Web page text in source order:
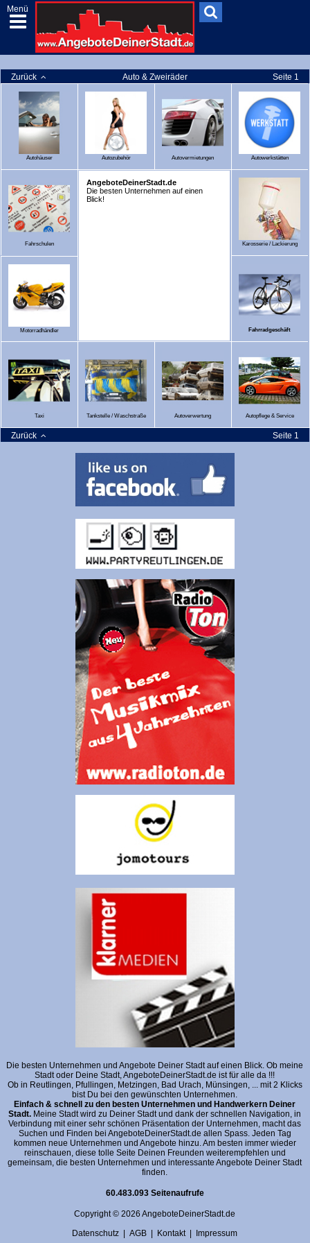
Menü
Zurück Auto & Zweiräder Seite 1
Autohäuser Autozubehör Autovermietungen Autowerkstätten
Fahrschulen
AngeboteDeinerStadt.de
Die besten Unternehmen auf einen
Blick!
Karosserie / Lackierung
Motorradhändler Fahrradgeschäft
Taxi Tankstelle / Waschstraße Autoverwertung Autopflege & Service
Zurück Seite 1
Die besten Unternehmen und Angebote Deiner Stadt auf einen Blick. Ob meine
Stadt oder Deine Stadt, AngeboteDeinerStadt.de ist für alle da !!!
Ob in Reutlingen, Pfullingen, Metzingen, Bad Urach, Münsingen, ... mit 2 Klicks
bist Du bei den gewünschten Unternehmen.
Einfach & schnell zu den besten Unternehmen und Handwerkern Deiner
Stadt. Meine Stadt wird zu Deiner Stadt und dank der schnellen Navigation, in
Verbindung mit einer sehr schönen Präsentation der Unternehmen, macht das
Suchen und Finden bei AngeboteDeinerStadt.de allen Spass. Jeden Tag
kommen neue Unternehmen und Angebote hinzu. Am besten immer wieder
reinschauen, diese tolle Seite Deinen Freunden weiterempfehlen und
gemeinsam, die besten Unternehmen und interessante Angebote Deiner Stadt
finden.
60.483.093 Seitenaufrufe
Copyright © 2026 AngeboteDeinerStadt.de
Datenschutz |AGB | Kontakt| Impressum